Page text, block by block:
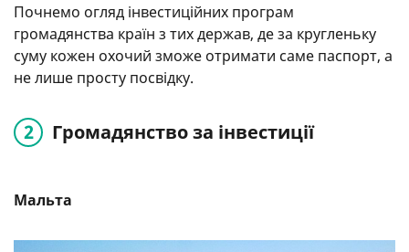
Почнемо огляд інвестиційних програм
громадянства країн з тих держав, де за кругленьку
суму кожен охочий зможе отримати саме паспорт, а
не лише просту посвідку.
Громадянство за інвестиції
Мальта